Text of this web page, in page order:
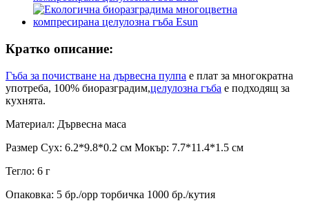
Кратко описание:
Гъба за почистване на дървесна пулпа е плат за многократна
употреба, 100% биоразградим,целулозна гъба е подходящ за
кухнята.
Материал: Дървесна маса
Размер Сух: 6.2*9.8*0.2 см Мокър: 7.7*11.4*1.5 см
Тегло: 6 г
Опаковка: 5 бр./opp торбичка 1000 бр./кутия